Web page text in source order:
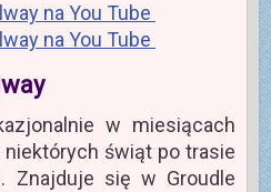
na You Tube
na You Tube
w miesiącach
świąt po trasie
Znajduje się w Groudle